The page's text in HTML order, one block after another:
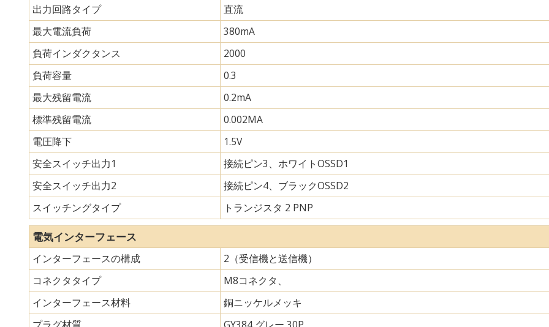
出力回路タイプ
直流
最大電流負荷
380mA
負荷インダクタンス
2000
負荷容量
0.3
最大残留電流
0.2mA
標準残留電流
0.002MA
電圧降下
1.5V
安全スイッチ出力1
接続ピン3、ホワイトOSSD1
安全スイッチ出力2
接続ピン4、ブラックOSSD2
スイッチングタイプ
トランジスタ 2 PNP
電気インターフェース
インターフェースの構成
2（受信機と送信機）
コネクタタイプ
M8コネクタ、
インターフェース材料
銅ニッケルメッキ